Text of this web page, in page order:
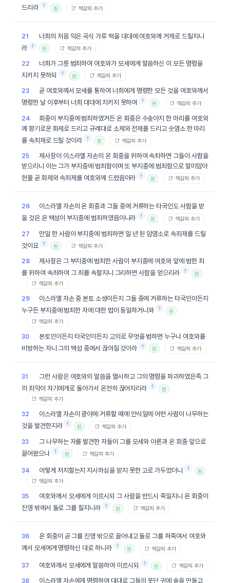
드리라 † 원 📑 책갈피 추가
21 너희의 처음 익은곡식 가루 떡을 대대에 여호와께거제 로 드릴지니
라 † 원 📑 책갈피 추가
22 너희 가 그릇범죄하여 여호와가 모세 에게 말씀하신 이 모든 명령을
지키지 못하되
† 원 📑 책갈피 추가
23 곧 여호와께서모세를 통하여 너희 에게 명령한 모든 것을 여호와께서
명령한 날 이후부터 너희 대대 에 지키지 못하여 † 원 📑 책갈피 추가
24 회중이 부지중에 범죄하였거든 온 회중은 수송아지 한 마리를 여호와
께 향기로운 화제 로 드리고 규례대로 소제와 전제를 드리고 숫염소 한 마리
를 속죄제 로 드릴 것이라 † 원 📑 책갈피 추가
25 제사장이 이스라엘 자손의 온 회중을 위하여 속죄하면 그들이 사함을
받으리니 이는 그가부지중에 범죄함이며 또부지중에 범죄함으로 말미암아
헌물곧 화제 와속죄제를 여호와께 드렸음이라 † 원 📑 책갈피 추가
26 이스라엘 자손의 온회중과 그들 중에 거류하는 타국인도 사함을 받
을 것은 온 백성이부지중에 범죄하였음이니라 † 원 📑 책갈피 추가
27 만일 한 사람이부지중에 범죄하면 일 년 된 암염소로 속죄제를 드릴
것이요 † 원 📑 책갈피 추가
28 제사장은 그 부지중에 범죄한 사람이 부지중에 여호와 앞에 범한 죄
를 위하여 속죄하여 그 죄를 속할지니 그리하면사함을 얻으리라 † 원
📑 책갈피 추가
29 이스라엘 자손중본토 소생이든지 그들 중에 거류하는 타국인이든지
누구든 부지중에 범죄한 자에 대한 법이 동일하거니와 † 원
📑 책갈피 추가
30 본토인이든지 타국인이든지 고의 로 무엇을 범하면 누구나 여호와를
비방하는 자니 그의 백성 중에서 끊어질 것이라 † 원 📑 책갈피 추가
31 그런 사람은 여호와의 말씀을 멸시하고 그의 명령을 파괴하였은즉 그
의 죄악이 자기에게로 돌아가서 온전히 끊어지리라 † 원
📑 책갈피 추가
32 이스라엘 자손이광야에 거류할 때에 안식일에 어떤사람이 나무하는
것을 발견한지라 † 원 📑 책갈피 추가
33 그 나무하는 자를 발견한 자들이 그를 모세와 아론과 온 회중앞으로
끌어왔으나 † 원 📑 책갈피 추가
34 어떻게 처치할는지 지시하심을 받지 못한 고로 가두었더니 † 원
📑 책갈피 추가
35 여호와께서 모세 에게 이르시되 그 사람을 반드시 죽일지니 온 회중이
진영 밖에서 돌로 그를 칠지니라 † 원 📑 책갈피 추가
36 온 회중이 곧 그를 진영 밖으로 끌어내고 돌로 그를 쳐죽여서 여호와
께서 모세 에게 명령하신 대로 하니라 † 원 📑 책갈피 추가
37 여호와께서 모세 에게 말씀하여 이르시되 † 원 📑 책갈피 추가
38 이스라엘 자손에게 명령하여 대대로 그들의옷단 귀에 술을 만들고